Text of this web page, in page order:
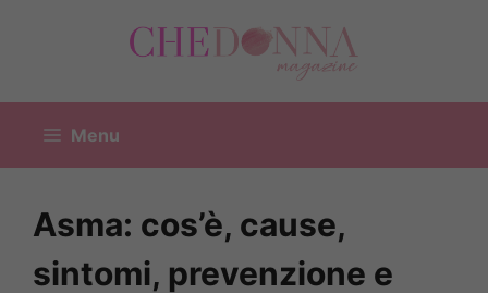
Menu
Asma: cos’è, cause,
sintomi, prevenzione e